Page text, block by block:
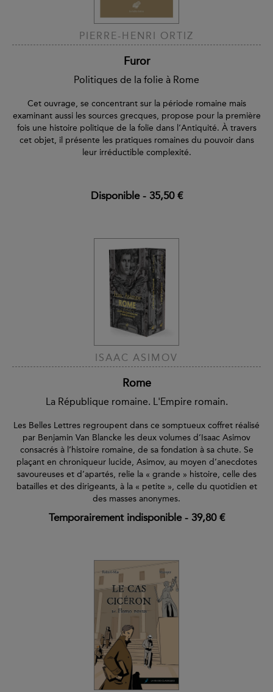
PIERRE-HENRI ORTIZ
Furor
Politiques de la folie à Rome
Cet ouvrage, se concentrant sur la période romaine mais
examinant aussi les sources grecques, propose pour la première
fois une histoire politique de la folie dans l’Antiquité. À travers
cet objet, il présente les pratiques romaines du pouvoir dans
leur irréductible complexité.
Disponible- 35,50 €
ISAAC ASIMOV
Rome
La République romaine. L'Empire romain.
Les Belles Lettres regroupent dans ce somptueux coffret réalisé
par Benjamin Van Blancke les deux volumes d’Isaac Asimov
consacrés à l’histoire romaine, de sa fondation à sa chute. Se
plaçant en chroniqueur lucide, Asimov, au moyen d’anecdotes
savoureuses et d’apartés, relie la « grande » histoire, celle des
batailles et des dirigeants, à la « petite », celle du quotidien et
des masses anonymes.
Temporairement indisponible- 39,80 €